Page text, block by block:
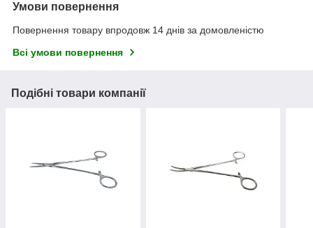
Умови повернення
Повернення товару впродовж 14 днів за домовленістю
Всі умови повернення
Подібні товари компанії